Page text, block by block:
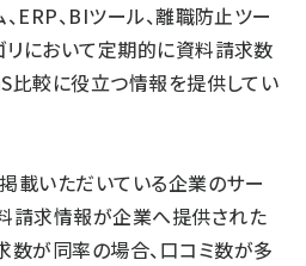
ERP、BIツール、離職防止ツー
リにおいて定期的に資料請求数
比較に役立つ情報を提供してい
載いただいている企業のサー
請求情報が企業へ提供された
数が同率の場合、口コミ数が多